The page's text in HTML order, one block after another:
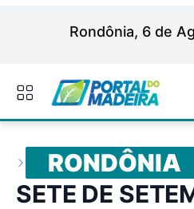
Rondônia, 6 de
RONDÔNIA
SETE DE